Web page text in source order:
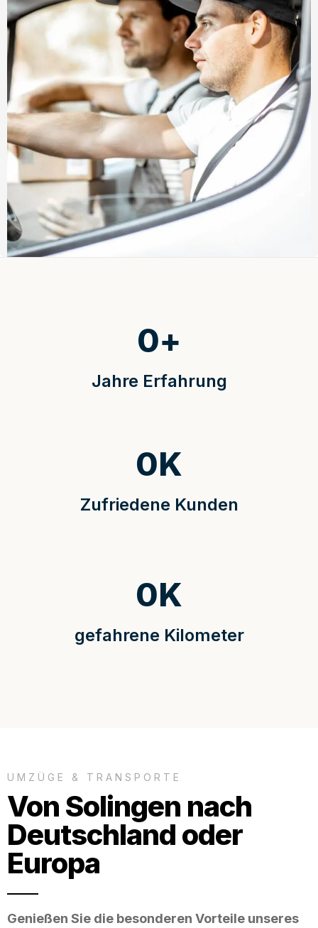
Jahre Erfahrung
0+
Zufriedene Kunden
0K
gefahrene Kilometer
0K
UMZÜGE & TRANSPORTE
Von Solingen nach
Deutschland oder
Europa
Genießen Sie die besonderen Vorteile unseres